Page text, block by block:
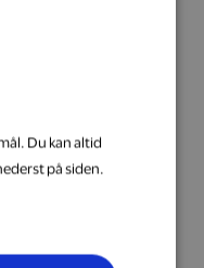
Du kan altid
på siden.